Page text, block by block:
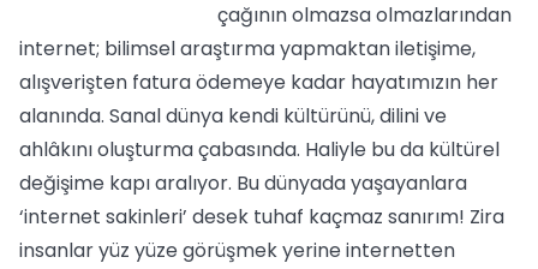
çağının olmazsa olmazlarından
internet; bilimsel araştırma yapmaktan iletişime,
alışverişten fatura ödemeye kadar hayatımızın her
alanında. Sanal dünya kendi kültürünü, dilini ve
ahlâkını oluşturma çabasında. Haliyle bu da kültürel
değişime kapı aralıyor. Bu dünyada yaşayanlara
‘internet sakinleri’ desek tuhaf kaçmaz sanırım! Zira
insanlar yüz yüze görüşmek yerine internetten